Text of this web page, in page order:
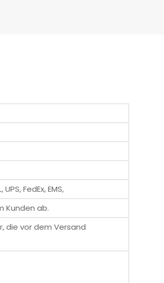
FedEx, EMS,
Kunden ab.
die vor dem Versand